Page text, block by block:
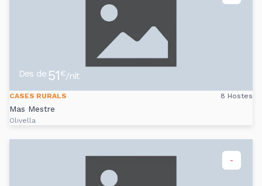
Des de 51€/nit
CASES RURALS 8 Hostes
Mas Mestre
Olivella
-